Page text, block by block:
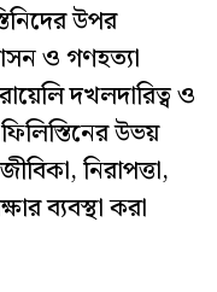
উপর
ও গণহত্যা
দখলদারিত্ব ও
উভয়
নিরাপত্তা,
ব্যবস্থা করা